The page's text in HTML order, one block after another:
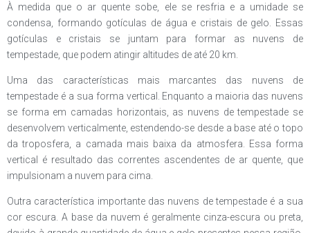
À medida que o ar quente sobe, ele se resfria e a umidade se
condensa, formando gotículas de água e cristais de gelo. Essas
gotículas e cristais se juntam para formar as nuvens de
tempestade, que podem atingir altitudes de até 20 km.
Uma das características mais marcantes das nuvens de
tempestade é a sua forma vertical. Enquanto a maioria das nuvens
se forma em camadas horizontais, as nuvens de tempestade se
desenvolvem verticalmente, estendendo-se desde a base até o topo
da troposfera, a camada mais baixa da atmosfera. Essa forma
vertical é resultado das correntes ascendentes de ar quente, que
impulsionam a nuvem para cima.
Outra característica importante das nuvens de tempestade é a sua
cor escura. A base da nuvem é geralmente cinza-escura ou preta,